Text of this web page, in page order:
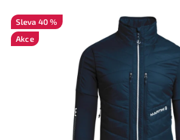
BĚŽECKÉ LYŽOVÁNÍ
OBLEČENÍ A OBUV
40 %
Akce